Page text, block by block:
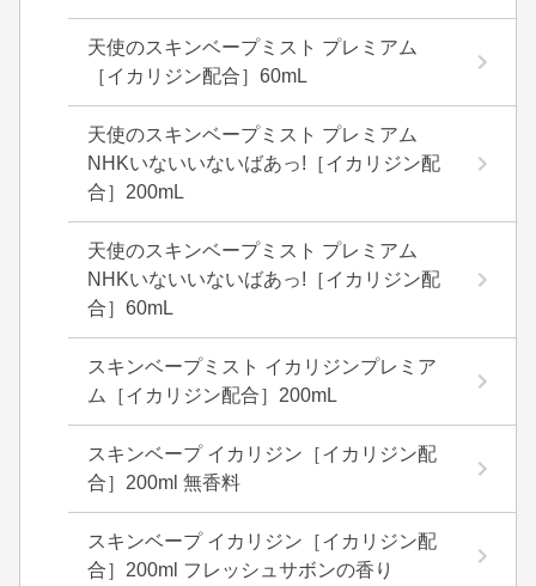
天使のスキンベープミスト プレミアム
［イカリジン配合］60mL
天使のスキンベープミスト プレミアム
NHKいないいないばあっ!［イカリジン配
合］200mL
天使のスキンベープミスト プレミアム
NHKいないいないばあっ!［イカリジン配
合］60mL
スキンベープミスト イカリジンプレミア
ム［イカリジン配合］200mL
スキンベープ イカリジン［イカリジン配
合］200ml 無香料
スキンベープ イカリジン［イカリジン配
合］200ml フレッシュサボンの香り